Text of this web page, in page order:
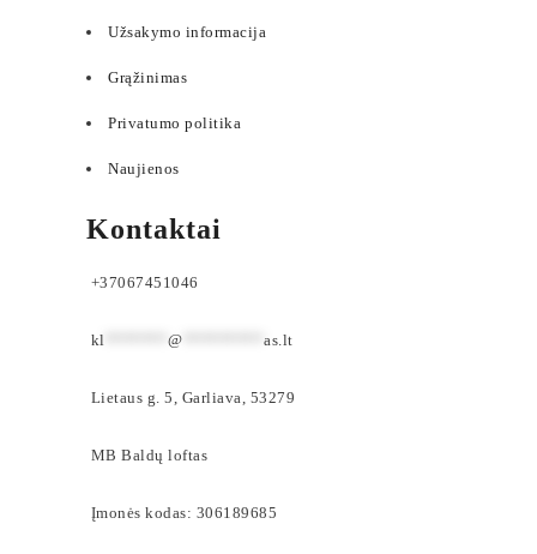
Užsakymo informacija
Grąžinimas
Privatumo politika
Naujienos
Kontaktai
+37067451046
kl @ as.lt
Lietaus g. 5, Garliava, 53279
MB Baldų loftas
Įmonės kodas: 306189685